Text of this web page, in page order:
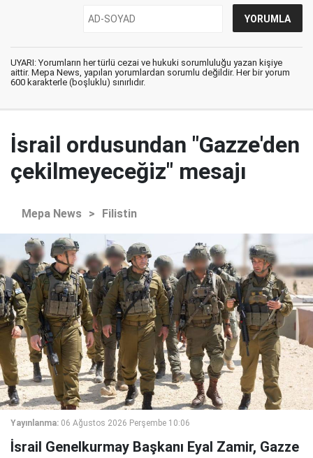
UYARI: Yorumların her türlü cezai ve hukuki sorumluluğu yazan kişiye
aittir. Mepa News, yapılan yorumlardan sorumlu değildir. Her bir yorum
600 karakterle (boşluklu) sınırlıdır.
İsrail ordusundan "Gazze'den
çekilmeyeceğiz" mesajı
Mepa News > Filistin
Yayınlanma: 06 Ağustos 2026 Perşembe 10:06
İsrail Genelkurmay Başkanı Eyal Zamir, Gazze